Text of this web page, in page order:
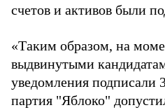
счетов и активов были
«Таким образом, на
выдвинутыми
уведомления подписали
партия "Яблоко"